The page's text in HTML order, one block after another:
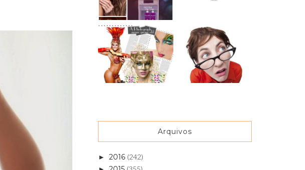
Arquivos
► 2016 (242)